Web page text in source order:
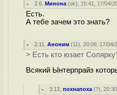
2.6 ,Минона (ok), 15:41, 17/04/
Есть.
А тебе зачем это знать?
2.11 ,Аноним (11), 20:09, 17/04/
> Есть кто юзает
Всякий Ынтерпрайз
3.13 ,похнапоха (?),